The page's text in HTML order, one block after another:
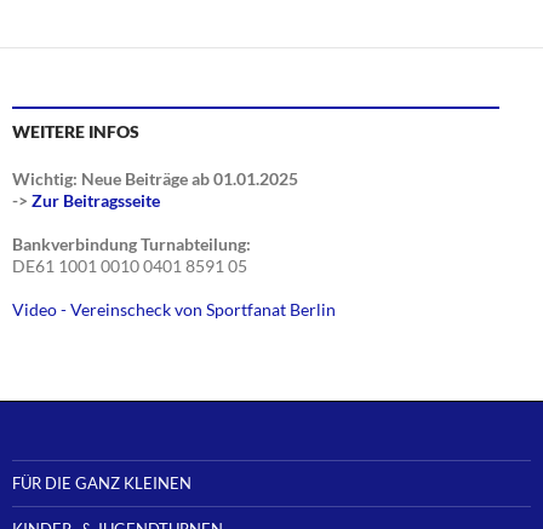
WEITERE INFOS
Wichtig: Neue Beiträge ab 01.01.2025
-> Zur Beitragsseite
Bankverbindung Turnabteilung:
DE61 1001 0010 0401 8591 05
Video - Vereinscheck von Sportfanat Berlin
FÜR DIE GANZ KLEINEN